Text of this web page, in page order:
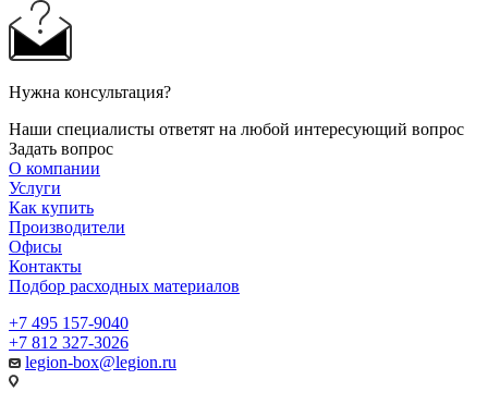
Нужна консультация?
Наши специалисты ответят на любой интересующий вопрос
Задать вопрос
О компании
Услуги
Как купить
Производители
Офисы
Контакты
Подбор расходных материалов
+7 495 157-9040
+7 812 327-3026
legion-box@legion.ru